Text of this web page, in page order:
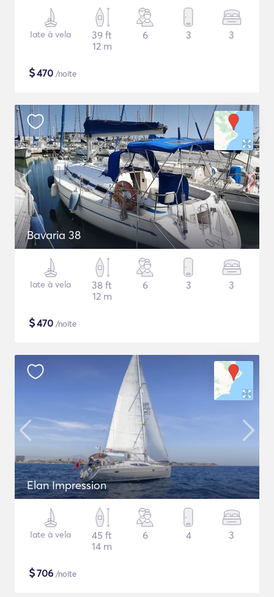
Iate à vela
39 ft
12 m
6 3 3
$470 /noite
Bavaria 38
Iate à vela
38 ft
12 m
6 3 3
$470 /noite
Elan Impression
Iate à vela
45 ft
14 m
6 4 3
$706 /noite